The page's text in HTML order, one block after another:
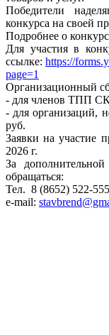
Победители
конкурса на своей
Подробнее о
Для участия в
ссылке: https://
page=1
Организационный
- для членов ТПП СК
- для организаций,
руб.
Заявки на участие
2026 г.
За
обращаться:
Тел. 8 (8652) 522-
e-mail: